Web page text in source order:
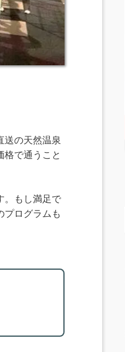
送の天然温泉
格で通うこと
。もし満足で
プログラムも